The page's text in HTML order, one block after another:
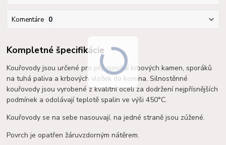
Komentáre 0
Kompletné špecifikácie
Kouřovody jsou určené pro připojování krbových kamen, sporáků
na tuhá paliva a krbových vložek do komína. Silnostěnné
kouřovody jsou vyrobené z kvalitní oceli za dodržení nejpřísnějších
podmínek a odolávají teplotě spalin ve výši 450°C.
Kouřovody se na sebe nasouvají, na jedné straně jsou zúžené.
Povrch je opatřen žáruvzdorným nátěrem.